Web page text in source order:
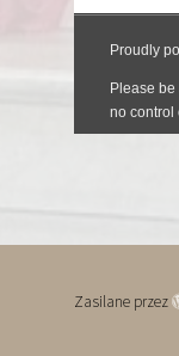
Zasilane przez